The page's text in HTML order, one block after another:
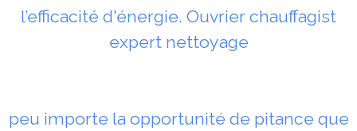
l’efficacité d'énergie. Ouvrier chauffagist
expert nettoyage
peu importe la opportunité de pitance que